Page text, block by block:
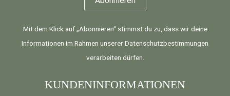
Mit dem Klick auf „Abonnieren“ stimmst du zu, dass wir deine
Informationen im Rahmen unsererDatenschutzbestimmungen
verarbeiten dürfen.
KUNDENINFORMATIONEN